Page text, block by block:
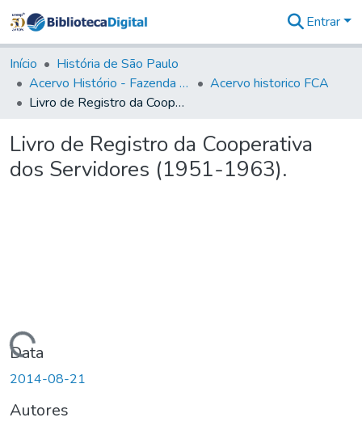
&
Coleções
Tudo na
Biblioteca
Estatísticas
Entrar
Início
História de São Paulo
Acervo Histório - Fazenda Lageado
Acervo historico FCA
Livro de Registro da Cooperativa dos Servidores (1951-1963).
Livro de Registro da Cooperativa
dos Servidores (1951-1963).
Carregando...
Data
2014-08-21
Autores